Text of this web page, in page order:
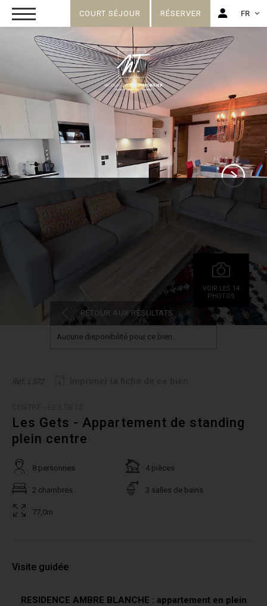
COURT SÉJOUR RÉSERVER FR
VOIR LES 14
PHOTOS
RETOUR AUX RÉSULTATS
Aucune disponibilité pour ce bien.
Réf. L372
Les Gets - Appartement de standing
plein centre
8 personnes 4 pièces
2 chambres 3 salles de bains
77,0m
Visite guidée
RESIDENCE AMBRE BLANCHE : appartement en plein